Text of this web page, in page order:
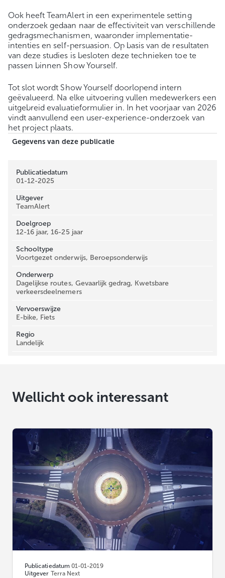
Ook heeft TeamAlert in een experimentele setting
onderzoek gedaan naar de effectiviteit van verschillende
gedragsmechanismen, waaronder implementatie-
intenties en self-persuasion. Op basis van de resultaten
van deze studies is besloten deze technieken toe te
passen binnen Show Yourself.
Tot slot wordt Show Yourself doorlopend intern
geëvalueerd. Na elke uitvoering vullen medewerkers een
uitgebreid evaluatieformulier in. In het voorjaar van 2026
vindt aanvullend een user-experience-onderzoek van
het project plaats.
Gegevens van deze publicatie
Publicatiedatum
01-12-2025
Uitgever
TeamAlert
Doelgroep
12-16 jaar, 16-25 jaar
Schooltype
Voortgezet onderwijs, Beroepsonderwijs
Onderwerp
Dagelijkse routes, Gevaarlijk gedrag, Kwetsbare
verkeersdeelnemers
Vervoerswijze
E-bike, Fiets
Regio
Landelijk
Wellicht ook interessant
Publicatiedatum 01-01-2019
Uitgever Terra Next